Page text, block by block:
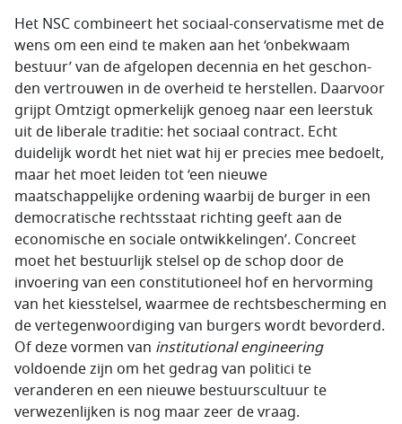
Het NSC combineert het sociaal-conservatisme met de
wens om een eind te maken aan het ‘onbekwaam
bestuur’ van de afgelopen decennia en het geschon­
den vertrouwen in de overheid te herstellen. Daarvoor
grijpt Omtzigt opmerkelijk genoeg naar een leerstuk
uit de liberale traditie: het sociaal contract. Echt
duidelijk wordt het niet wat hij er pre­cies mee bedoelt,
maar het moet leiden tot ‘een nieuwe
maatschappelijke ordening waar­bij de burger in een
democratische rechtsstaat richting geeft aan de
economische en sociale ont­wikkelingen’. Concreet
moet het bestuurlijk stelsel op de schop door de
invoering van een con­stitutioneel hof en hervorming
van het kiesstelsel, waarmee de rechtsbescherming en
de verte­gen­woordiging van burgers wordt bevorderd.
Of deze vormen van institutional engineering
voldoende zijn om het gedrag van politici te
veranderen en een nieuwe bestuurs­cultuur te
verwezenlijken is nog maar zeer de vraag.